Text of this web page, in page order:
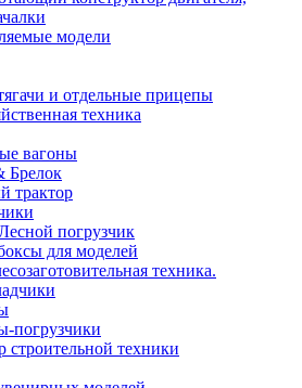
модели
и отдельные прицепы
техника
вагоны
Брелок
трактор
погрузчик
для моделей
техника.
погрузчики
строительной техники